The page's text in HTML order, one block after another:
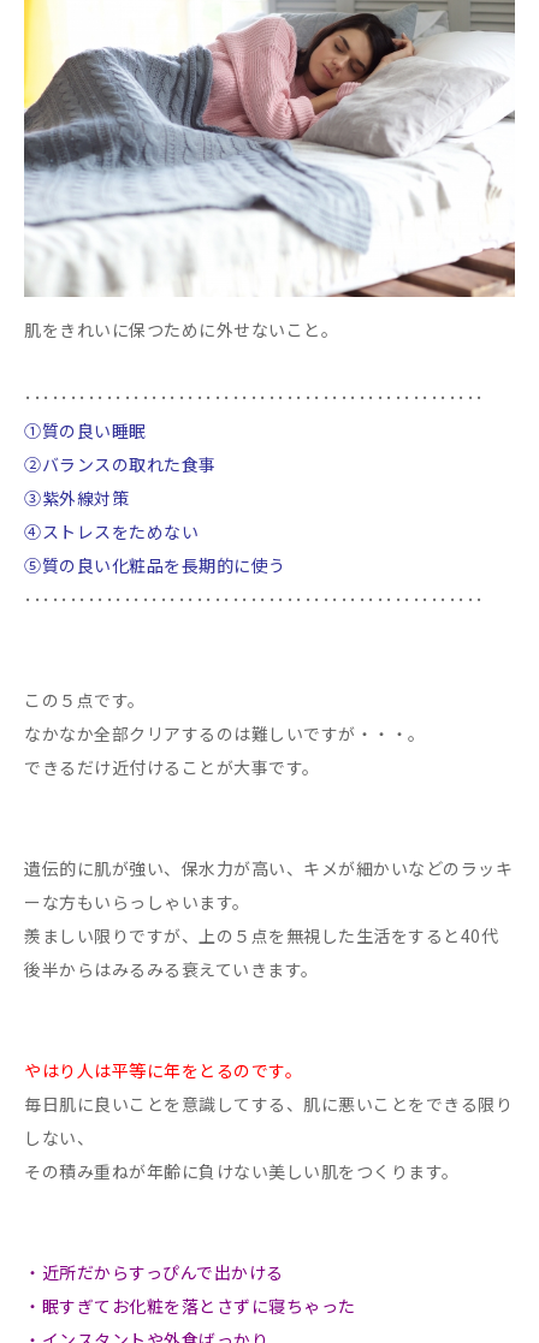
肌をきれいに保つために外せないこと。
･･･････････････････････････････････････････････････
①質の良い睡眠
②バランスの取れた食事
③紫外線対策
④ストレスをためない
⑤質の良い化粧品を長期的に使う
･･･････････････････････････････････････････････････
この５点です。
なかなか全部クリアするのは難しいですが・・・。
できるだけ近付けることが大事です。
遺伝的に肌が強い、保水力が高い、キメが細かいなどのラッキ
ーな方もいらっしゃいます。
羨ましい限りですが、上の５点を無視した生活をすると40代
後半からはみるみる衰えていきます。
やはり人は平等に年をとるのです。
毎日肌に良いことを意識してする、肌に悪いことをできる限り
しない、
その積み重ねが年齢に負けない美しい肌をつくります。
・近所だからすっぴんで出かける
・眠すぎてお化粧を落とさずに寝ちゃった